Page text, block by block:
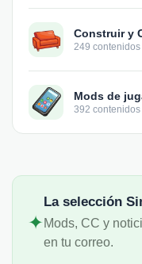
Construir y
249 contenidos
Mods de
392 contenidos
✦
La selección
Mods, CC y
en tu correo.